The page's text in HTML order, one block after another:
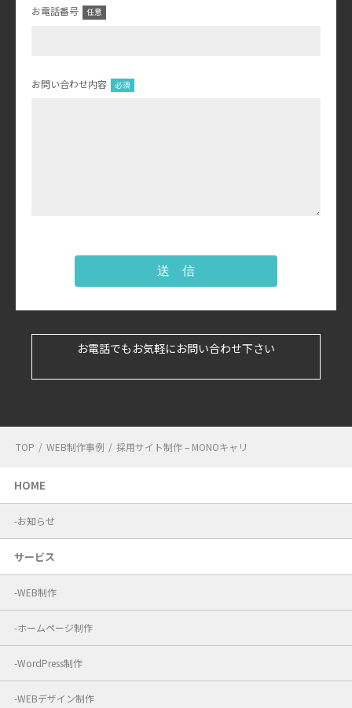
お電話番号
お問い合わせ内容
送 信
お電話でもお気軽にお問い合わせ下さい
TOP / WEB制作事例 / 採用サイト制作 – MONOキャリ
HOME
お知らせ
サービス
WEB制作
ホームページ制作
WordPress制作
WEBデザイン制作